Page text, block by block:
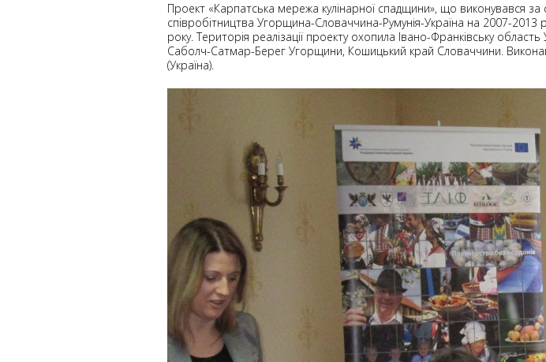
Проект «Карпатська мережа кулінарної спадщини», що виконувався
співробітництва Угорщина-Словаччина-Румунія-Україна на 2007-2013
року. Територія реалізації проекту охопила Івано-Франківську
Саболч-Сатмар-Берег Угорщини, Кошицький край Словаччини.
(Україна).